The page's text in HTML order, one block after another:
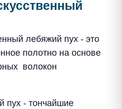
лебяжий пух - это
полотно на основе
волокон
пух - тончайшие